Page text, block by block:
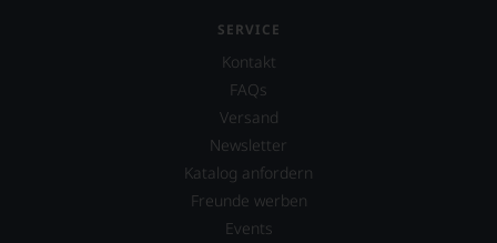
SERVICE
Kontakt
FAQs
Versand
Newsletter
Katalog anfordern
Freunde werben
Events